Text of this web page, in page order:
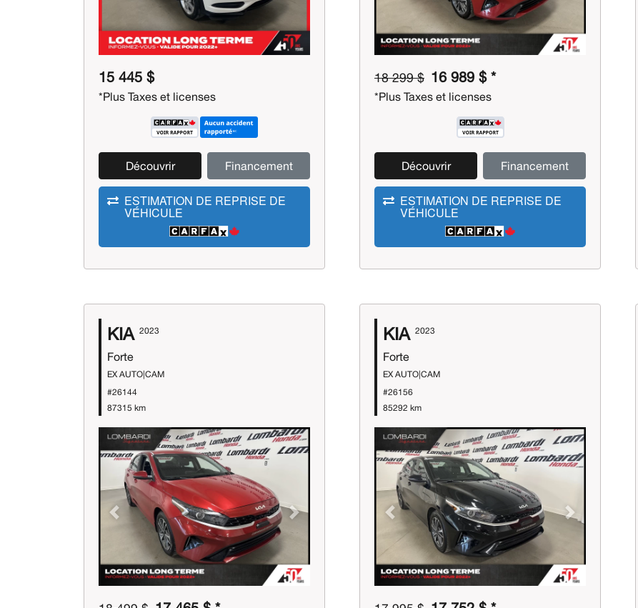
15 445 $
*Plus Taxes et licenses
Découvrir Financement
ESTIMATION DE REPRISE DE
VÉHICULE
18 299 $ 16 989 $ *
*Plus Taxes et licenses
Découvrir Financement
ESTIMATION DE REPRISE DE
VÉHICULE
KIA 2023
Forte
EX AUTO|CAM
#26144
87315 km
Previous Next
KIA 2023
Forte
EX AUTO|CAM
#26156
85292 km
Previous Next